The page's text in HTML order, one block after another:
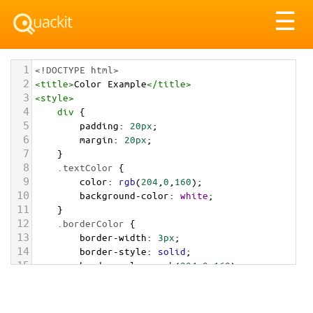
☰
1 <!DOCTYPE html>
2 <title>Color Example</title>
3 <style>
4 div {
5 padding: 20px;
6 margin: 20px;
7 }
8 .textColor {
9 color: rgb(204 0 160);
10 background-color: white;
11 }
12 .borderColor {
13 border-width: 3px;
14 border-style: solid;
15 border-color: rgb(204,0,160);